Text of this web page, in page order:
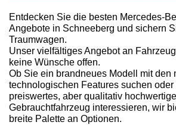
Entdecken Sie die besten Mercedes-
Angebote in Schneeberg und sichern
Traumwagen.
Unser vielfältiges Angebot an
keine Wünsche offen.
Ob Sie ein brandneues Modell mit den
technologischen Features suchen oder
preiswertes, aber qualitativ
Gebrauchtfahrzeug interessieren, wir
breite Palette an Optionen.